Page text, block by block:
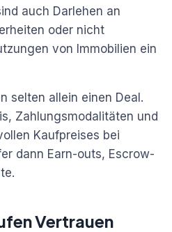
auch Darlehen an
oder nicht
von Immobilien ein
selten allein einen Deal.
Zahlungsmodalitäten und
Kaufpreises bei
dann Earn-outs, Escrow-
Vertrauen